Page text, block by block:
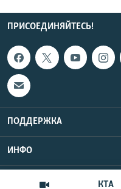
КТА
ПРИСОЕДИНЯЙТЕСЬ!
ПОДДЕРЖКА
ИНФО
Copyright
UTC+3